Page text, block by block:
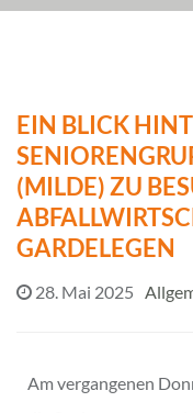
EIN BLICK
(MILDE) ZU
GARDELEGEN
28. Mai 2025
Am vergangenen